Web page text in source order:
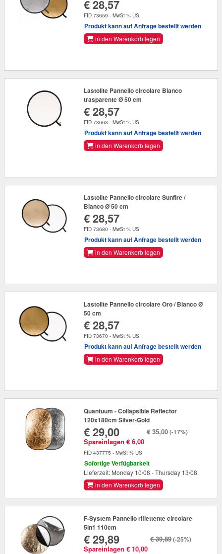
€ 28,57
FID 73659 - MwSt % US
Produkt kann auf Anfrage bestellt werden
in den Warenkorb legen
Lastolite Pannello circolare Bianco
trasparente Ø 50 cm
€ 28,57
FID 73663 - MwSt % US
Produkt kann auf Anfrage bestellt werden
in den Warenkorb legen
Lastolite Pannello circolare Sunfire /
Bianco Ø 50 cm
€ 28,57
FID 73680 - MwSt % US
Produkt kann auf Anfrage bestellt werden
in den Warenkorb legen
Lastolite Pannello circolare Oro / Bianco Ø
50 cm
€ 28,57
FID 73670 - MwSt % US
Produkt kann auf Anfrage bestellt werden
in den Warenkorb legen
Quantuum - Collapsible Reflector
120x180cm Silver-Gold
€ 29,00
Spareinlagen € 6,00
€ 35,00(-17%)
FID 437775 - MwSt % US
Sofortige Verfügbarkeit
Lieferzeit: Monday 10/08 - Thursday 13/08
in den Warenkorb legen
F-System Pannello riflettente circolare
5in1 110cm
€ 29,89
Spareinlagen € 10,00
€ 39,89(-25%)